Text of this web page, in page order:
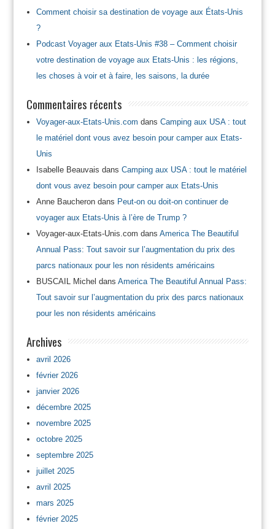
Comment choisir sa destination de voyage aux États-Unis
?
Podcast Voyager aux Etats-Unis #38 – Comment choisir
votre destination de voyage aux Etats-Unis : les régions,
les choses à voir et à faire, les saisons, la durée
Commentaires récents
Voyager-aux-Etats-Unis.com dans Camping aux USA : tout
le matériel dont vous avez besoin pour camper aux Etats-
Unis
Isabelle Beauvais dans Camping aux USA : tout le matériel
dont vous avez besoin pour camper aux Etats-Unis
Anne Baucherondans Peut-on ou doit-on continuer de
voyager aux Etats-Unis à l’ère de Trump ?
Voyager-aux-Etats-Unis.com dans America The Beautiful
Annual Pass: Tout savoir sur l’augmentation du prix des
parcs nationaux pour les non résidents américains
BUSCAIL Michel dans America The Beautiful Annual Pass:
Tout savoir sur l’augmentation du prix des parcs nationaux
pour les non résidents américains
Archives
avril 2026
février 2026
janvier 2026
décembre 2025
novembre 2025
octobre 2025
septembre 2025
juillet 2025
avril 2025
mars 2025
février 2025